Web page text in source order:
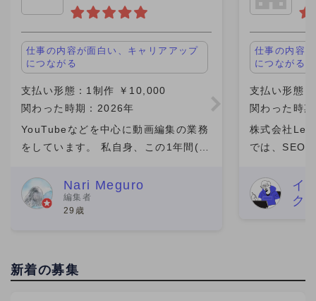
仕事の内容が面白い、キャリアアップ
につながる
支払い形態：1制作 ￥10,000
関わった時期：2026年
YouTubeなどを中心に動画編集の業務
をしています。 私自身、この1年間(仕
素直に嬉しいです。 そのきっかけをく
れたのがビデオチューブさんでした。
実は、最初にネット
Nari Meguro
編集者
29歳
仕事の内容
につながる
支払い形態
関わった時
株式会社
では、SEO
ら分析改善
た。特に、
イ
ク
新着の募集